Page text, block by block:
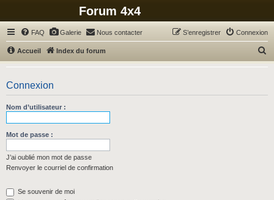
Forum 4x4
FAQ Galerie Nous contacter Connexion
S’enregistrer
Accueil Index du forum
h
Connexion
Nom d’utilisateur :
Mot de passe :
J’ai oublié mon mot de passe
Renvoyer le courriel de confirmation
Se souvenir de moi